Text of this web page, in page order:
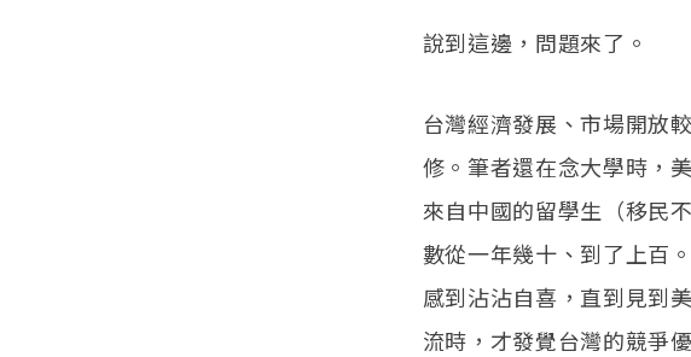
說到這邊，問題來了。
台灣經濟發展、市場開放
修。筆者還在念大學時，
來自中國的留學生（移民
數從一年幾十、到了上百
感到沾沾自喜，直到見到
流時，才發覺台灣的競爭